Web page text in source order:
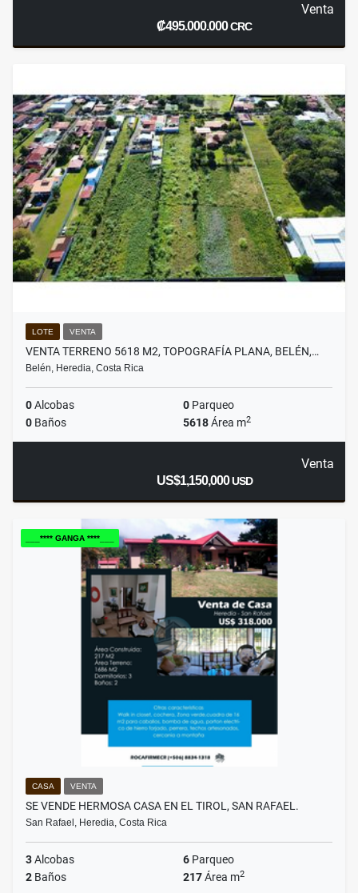
Venta
₡495.000.000CRC
LOTE VENTA
VENTA TERRENO 5618 M2, TOPOGRAFÍA PLANA, BELÉN,…
Belén, Heredia, Costa Rica
0Alcobas 0 Parqueo
0 Baños 5618Área m2
Venta
US$1,150,000USD
___**** GANGA ****___
CASA VENTA
SE VENDE HERMOSA CASA EN EL TIROL, SAN RAFAEL.
San Rafael, Heredia, Costa Rica
3Alcobas 6 Parqueo
2 Baños 217Área m2